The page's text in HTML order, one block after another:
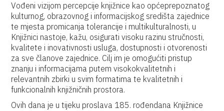
Vođeni vizijom percepcije knjižnice kao općeprepoznatog
kulturnog, obrazovnog i informacijskog središta zajednice
te mjesta promicanja tolerancije i multikulturalnosti, u
Knjižnici nastoje, kažu, osigurati visoku razinu stručnosti,
kvalitete i inovativnosti usluga, dostupnosti i otvorenosti
za sve članove zajednice. Cilj im je omogućiti pristup
znanju i informacijama putem visokokvalitetnih i
relevantnih zbirki u svim formatima te kvalitetnih i
funkcionalnih knjižničnih prostora.
Ovih dana je u tijeku proslava 185. rođendana Knjižnice